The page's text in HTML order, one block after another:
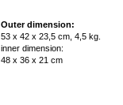
Outer dimension:
53 x 42 x 23,5 cm, 4,5 kg.
inner dimension:
48 x 36 x 21 cm